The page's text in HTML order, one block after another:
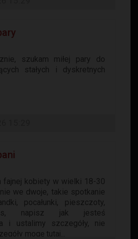
szukam miłej pary do
stałych i dyskretnych
fajnej kobiety w wielki 18-30
we dwoje, takie spotkanie
pocałunki, pieszczoty,
napisz jak jesteś
i ustalimy szczegóły, nie
mogę tutaj...